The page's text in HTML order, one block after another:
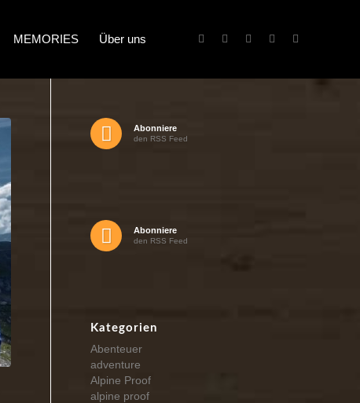
MEMORIES Über uns
Abonniere
den RSS Feed
Abonniere
den RSS Feed
Kategorien
Abenteuer
adventure
Alpine Proof
alpine proof